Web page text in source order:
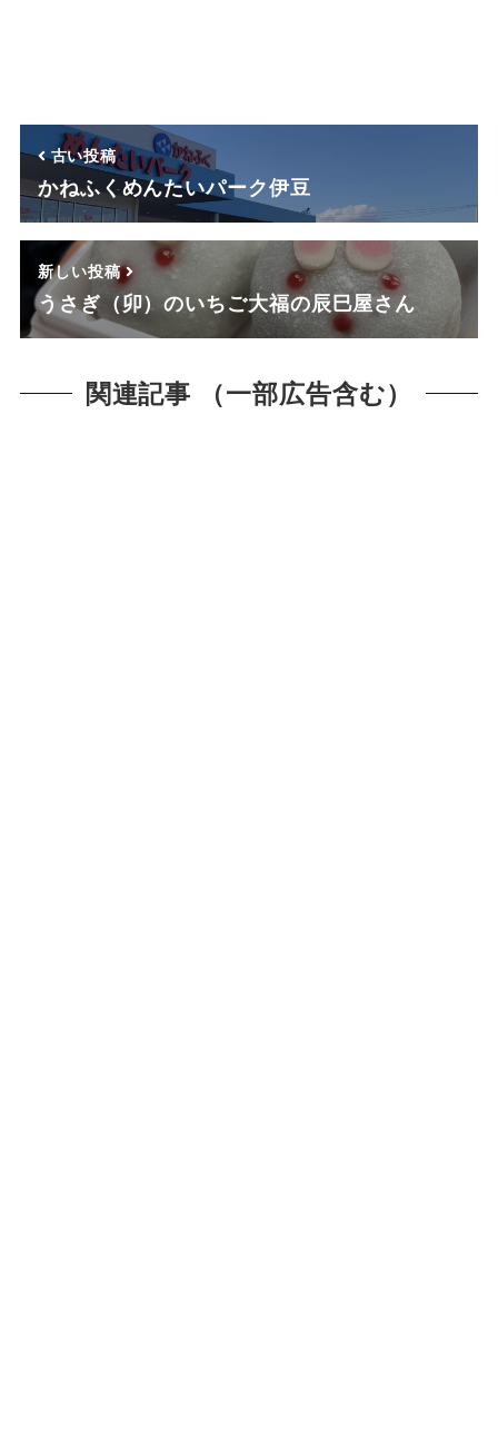
古い投稿
かねふくめんたいパーク伊豆
新しい投稿
うさぎ（卯）のいちご大福の辰巳屋さん
関連記事 （一部広告含む）